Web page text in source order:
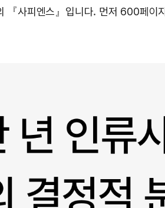
『사피엔스』입니다. 먼저 600페이